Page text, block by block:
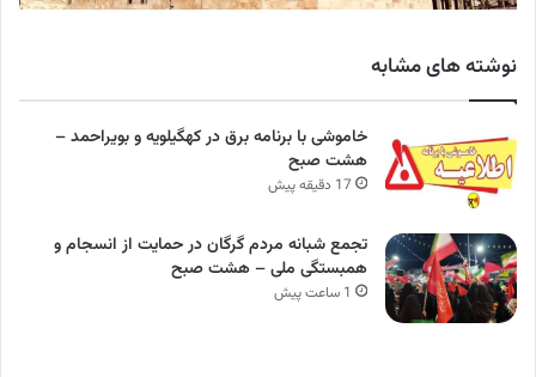
نوشته های مشابه
خاموشی با برنامه برق در کهگیلویه و بویراحمد –
هشت صبح
17 دقیقه پیش
تجمع شبانه مردم گرگان در حمایت از انسجام و
همبستگی ملی – هشت صبح
1 ساعت پیش